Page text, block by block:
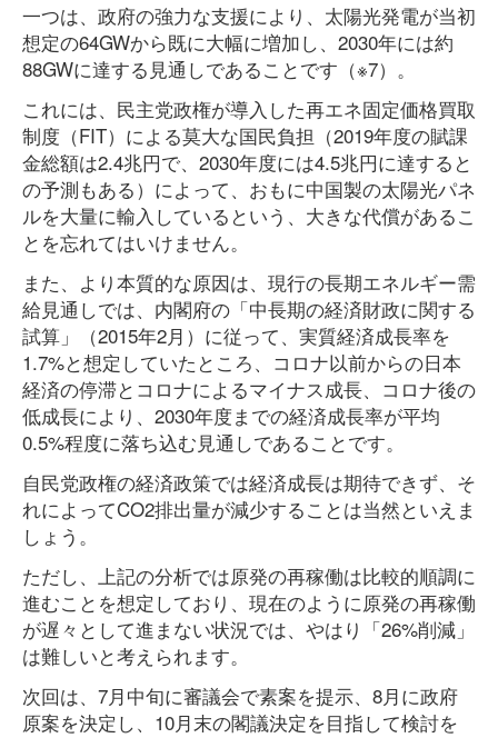
一つは、政府の強力な支援により、太陽光発電が当初
想定の64GWから既に大幅に増加し、2030年には約
88GWに達する見通しであることです（※7）。
これには、民主党政権が導入した再エネ固定価格買取
制度（FIT）による莫大な国民負担（2019年度の賦課
金総額は2.4兆円で、2030年度には4.5兆円に達すると
の予測もある）によって、おもに中国製の太陽光パネ
ルを大量に輸入しているという、大きな代償があるこ
とを忘れてはいけません。
また、より本質的な原因は、現行の長期エネルギー需
給見通しでは、内閣府の「中長期の経済財政に関する
試算」（2015年2月）に従って、実質経済成長率を
1.7%と想定していたところ、コロナ以前からの日本
経済の停滞とコロナによるマイナス成長、コロナ後の
低成長により、2030年度までの経済成長率が平均
0.5%程度に落ち込む見通しであることです。
自民党政権の経済政策では経済成長は期待できず、そ
れによってCO2排出量が減少することは当然といえま
しょう。
ただし、上記の分析では原発の再稼働は比較的順調に
進むことを想定しており、現在のように原発の再稼働
が遅々として進まない状況では、やはり「26%削減」
は難しいと考えられます。
次回は、7月中旬に審議会で素案を提示、8月に政府
原案を決定し、10月末の閣議決定を目指して検討を